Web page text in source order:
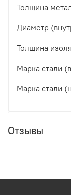
Толщина
Диаметр
Толщина
Марка стали
Марка стали
Отзывы